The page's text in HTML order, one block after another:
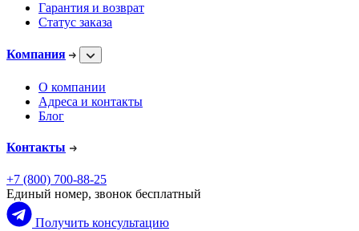
Гарантия и возврат
Статус заказа
Компания
О компании
Адреса и контакты
Блог
Контакты
+7 (800) 700-88-25
Единый номер, звонок бесплатный
Получить консультацию